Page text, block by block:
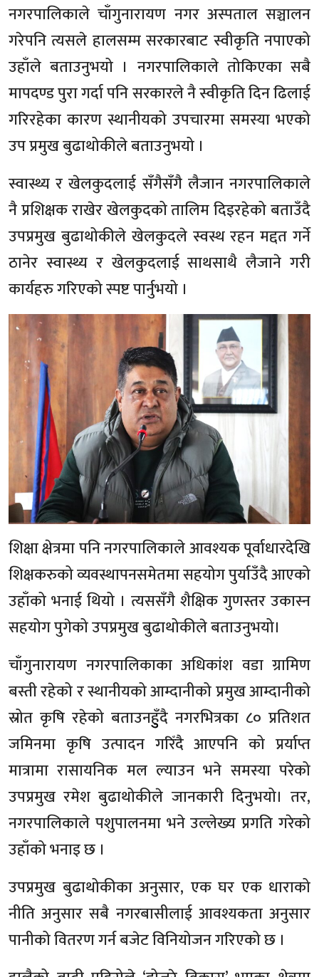
नगरपालिकाले चाँगुनारायण नगर अस्पताल सञ्चालन
गरेपनि त्यसले हालसम्म सरकारबाट स्वीकृति नपाएको
उहाँले बताउनुभयो । नगरपालिकाले तोकिएका सबै
मापदण्ड पुरा गर्दा पनि सरकारले नै स्वीकृति दिन ढिलाई
गरिरहेका कारण स्थानीयको उपचारमा समस्या भएको
उप प्रमुख बुढाथोकीले बताउनुभयो ।
स्वास्थ्य र खेलकुदलाई सँगैसँगै लैजान नगरपालिकाले
नै प्रशिक्षक राखेर खेलकुदको तालिम दिइरहेको बताउँदै
उपप्रमुख बुढाथोकीले खेलकुदले स्वस्थ रहन मद्दत गर्ने
ठानेर स्वास्थ्य र खेलकुदलाई साथसाथै लैजाने गरी
कार्यहरु गरिएको स्पष्ट पार्नुभयो ।
शिक्षा क्षेत्रमा पनि नगरपालिकाले आवश्यक पूर्वाधारदेखि
शिक्षकरुको व्यवस्थापनसमेतमा सहयोग पुर्याउँदै आएको
उहाँको भनाई थियो । त्यससँगै शैक्षिक गुणस्तर उकास्न
सहयोग पुगेको उपप्रमुख बुढाथोकीले बताउनुभयो।
चाँगुनारायण नगरपालिकाका अधिकांश वडा ग्रामिण
बस्ती रहेको र स्थानीयको आम्दानीको प्रमुख आम्दानीको
स्रोत कृषि रहेको बताउनहुुँदै नगरभित्रका ८० प्रतिशत
जमिनमा कृषि उत्पादन गरिँदै आएपनि को प्रर्याप्त
मात्रामा रासायनिक मल ल्याउन भने समस्या परेको
उपप्रमुख रमेश बुढाथोकीले जानकारी दिनुभयो। तर,
नगरपालिकाले पशुपालनमा भने उल्लेख्य प्रगति गरेको
उहाँको भनाइ छ ।
उपप्रमुख बुढाथोकीका अनुसार, एक घर एक धाराको
नीति अनुसार सबै नगरबासीलाई आवश्यकता अनुसार
पानीको वितरण गर्न बजेट विनियोजन गरिएको छ ।